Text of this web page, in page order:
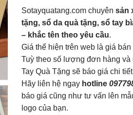
Sotayquatang.com chuyênsản
tặng, sổ da quà tặng, sổ tay
– khắc tên theo yêu cầu.
Giá thể hiện trên web là giá bán
Tuỳ theo số lượng đơn hàng và
Tay Quà Tặng sẽ báo giá chi
Hãy liên hệ ngay hotline
báo giá cũng như tư vấn lên
logo của bạn.